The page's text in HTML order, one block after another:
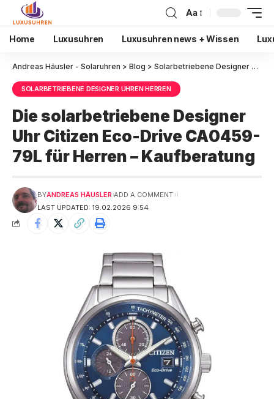
Aa
Home Luxusuhren Luxusuhren news + Wissen
Andreas Häusler - Solaruhren > Blog > Solarbetriebene Designer Uhren Herren
SOLARBETRIEBENE DESIGNER UHREN HERREN
Die solarbetriebene Designer
Uhr Citizen Eco-Drive CA0459-
79L für Herren – Kaufberatung
LAST UPDATED: 19.02.2026 9:54
BYANDREAS HÄUSLER ADD A COMMENT